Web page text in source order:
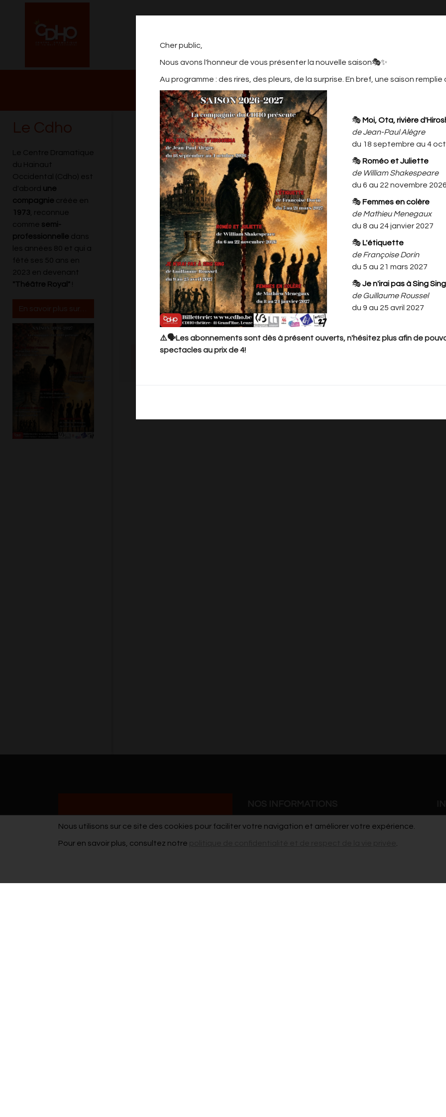
Cher public,
Nous avons l'honneur de vous présenter la nouvelle saison🎭✨
Au programme : des rires, des pleurs, de la surprise. En bref, une saison remplie
🎭 Moi, Ota, rivière
de Jean-Paul Alègre
du 18 septembre au 4
🎭 Roméo et Juliette
de William Shakespeare
du 6 au 22 novembre 2026
🎭 Femmes en colère
de Mathieu Menegaux
du 8 au 24 janvier 2027
🎭 L'étiquette
de Françoise Dorin
du 5 au 21 mars 2027
🎭Je n'irai pas à Sing Sing
de Guillaume Roussel
du 9 au 25 avril 2027
⚠️🗣️Les abonnements sont dès à présent ouverts, n'hésitez plus afin de
spectacles au prix de 4!
Nous utilisons sur ce site des cookies pour faciliter votre navigation et améliorer votre expérience.
Pour en savoir plus, consultez notre
NOTRE PROGRAMMATION
2026/2027
LE CDHO, C'EST AUSSI ...
L'ACTU
Le Cdho
Le Centre Dramatique
du Hainaut
Occidental (Cdho) est
d'abord une
compagnie créée en
1973 , reconnue
comme semi-
professionnelle dans
les années 80 et qui a
fêté ses 50 ans en
2023 en devenant
"Théâtre Royal" !
LA REPRÉSENTATION N'EST PAS ANNULÉE
De Jean-Pierre Martinez,
par l'Atelier Théâtral Adultes du
Jeudi,
dirigé et mis en scène par Christine
Widar.
Avec: Catherine Barbieux, Julien
Dumont, Mandy Duwelz, Colette
Godfrin, Stephane Hautecoeur,
Francoise Lassaux, Cathy
Pecriaux, Nadège Piret
Grand'Rue 41
pour les stages / ateliers et les demandes de